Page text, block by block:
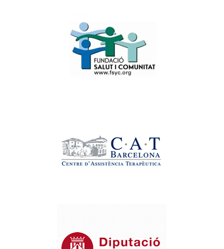
Fundación Salud y
Comunidad
Centro de Asistencia
Terapéutica – Barcelona
Centro de prevención e
intervención en